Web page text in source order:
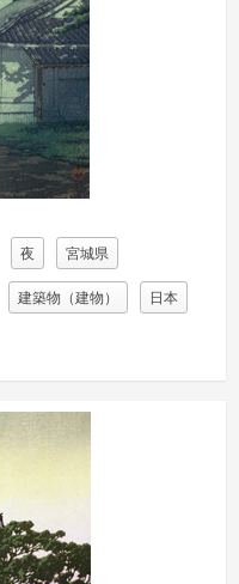
夜 宮城県
建築物（建物） 日本